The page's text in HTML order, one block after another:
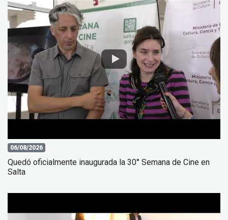
06/08/2026
Quedó oficialmente inaugurada la 30° Semana de Cine en
Salta